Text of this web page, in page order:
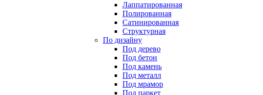
Лаппатированная
Полированная
Сатинированная
Структурная
По дизайну
Под дерево
Под бетон
Под камень
Под металл
Под мрамор
Под паркет